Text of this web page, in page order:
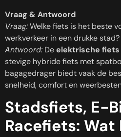
Vraag & Antwoord
Vraag:Welke fiets is het beste
werkverkeer in een drukke stad?
Antwoord: Deelektrische fiets
stevige hybride fiets met
bagagedrager biedt vaak de
snelheid, comfort en
Stadsfiets, E-
Racefiets: Wat